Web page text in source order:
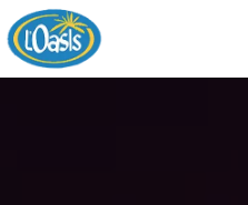
Panneau de gestion des cookies